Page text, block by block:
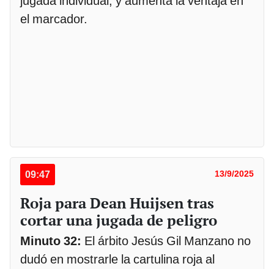
el marcador.
09:47 13/9/2025
Roja para Dean Huijsen tras
cortar una jugada de peligro
Minuto 32: El árbito Jesús Gil Manzano no
dudó en mostrarle la cartulina roja al